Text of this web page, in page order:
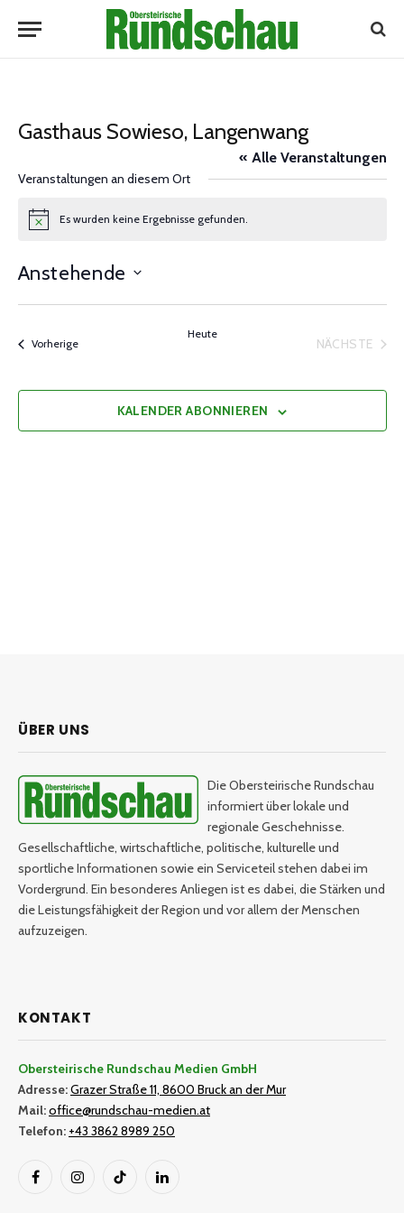
Gasthaus Sowieso, Langenwang
« Alle Veranstaltungen
Veranstaltungen an diesem Ort
Notice Es wurden keine Ergebnisse gefunden.
Anstehende
VorherigeVeranstaltungen
Heute
NÄCHSTE
KALENDER ABONNIEREN
ÜBER UNS
Die Obersteirische Rundschau
informiert über lokale und
regionale Geschehnisse.
Gesellschaftliche, wirtschaftliche, politische, kulturelle und
sportliche Informationen sowie ein Serviceteil stehen dabei im
Vordergrund. Ein besonderes Anliegen ist es dabei, die Stärken und
die Leistungsfähigkeit der Region und vor allem der Menschen
aufzuzeigen.
KONTAKT
Obersteirische Rundschau Medien GmbH
Adresse:Grazer Straße 11, 8600 Bruck an der Mur
Mail:office@rundschau-medien.at
Telefon: +43 3862 8989 250
FacebookInstagramTikTok LinkedIn